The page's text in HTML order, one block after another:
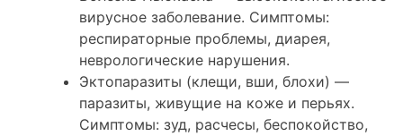
вирусное заболевание. Симптомы:
респираторные проблемы, диарея,
неврологические нарушения.
Эктопаразиты (клещи, вши, блохи) —
паразиты, живущие на коже и перьях.
Симптомы: зуд, расчесы, беспокойство,